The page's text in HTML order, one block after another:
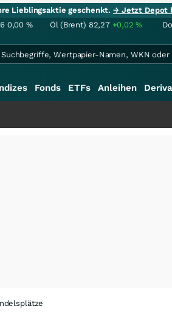
Lieblingsaktie geschenkt.→ Jetzt Depot
0,00 % Öl (Brent) 82,27 +0,02%
Fonds ETFs Anleihen